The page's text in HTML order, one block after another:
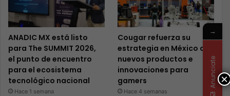
ANADIC MX está listo
para The SUMMIT 2026,
el punto de encuentro
para el ecosistema
tecnológico nacional
Hace 1 semana
Cougar refuerza su
estrategia en México con
nuevos productos e
innovaciones para
gamers
Hace 4 semanas
×
→
Anunciate